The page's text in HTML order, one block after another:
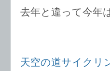
去年と違って今年
天空の道サイクリ